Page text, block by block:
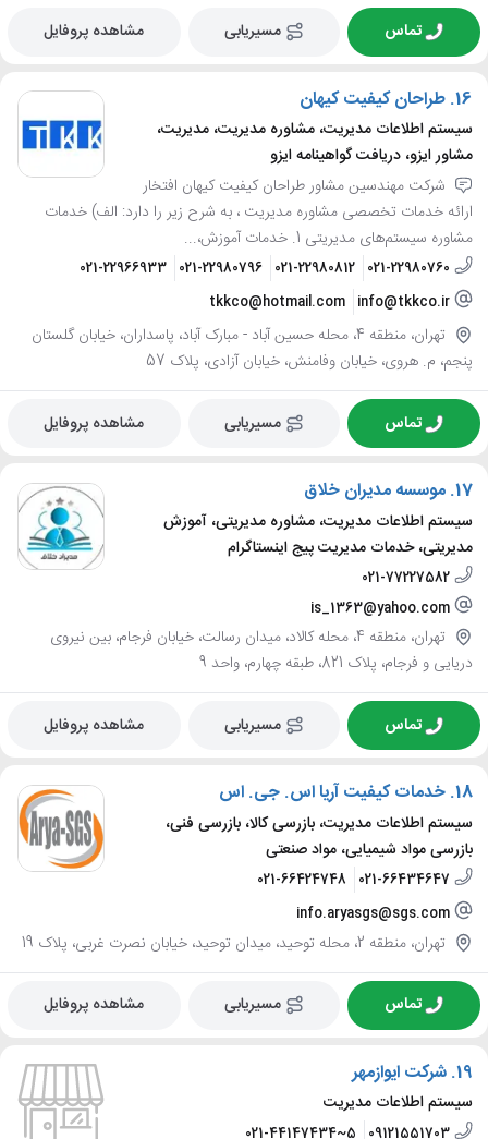
تماس مسیریابی مشاهده پروفایل
16. طراحان کیفیت کیهان
سیستم اطلاعات مدیریت، مشاوره مدیریت، مدیریت،
مشاور ایزو، دریافت گواهینامه ایزو
شرکت مهندسین مشاور طراحان کیفیت کیهان افتخار
ارائه خدمات تخصصی مشاوره مدیریت ، به شرح زیر را دارد: الف) خدمات
مشاوره سیستم‌های مدیریتی 1. خدمات آموزش،...
021-22980760
021-22980812
021-22980796
021-22966933
info@tkkco.ir
tkkco@hotmail.com
تهران، منطقه 4، محله حسین آباد - مبارک آباد، پاسداران، خیابان گلستان
پنجم، م. هروی، خیابان وفامنش، خیابان آزادی، پلاک 57
تماس مسیریابی مشاهده پروفایل
17. موسسه مدیران خلاق
سیستم اطلاعات مدیریت، مشاوره مدیریتی، آموزش
مدیریتی، خدمات مدیریت پیج اینستاگرام
021-77227582
is_1363@yahoo.com
تهران، منطقه 4، محله کالاد، میدان رسالت، خیابان فرجام، بین نیروی
دریایی و فرجام، پلاک 821، طبقه چهارم، واحد 9
تماس مسیریابی مشاهده پروفایل
18. خدمات کیفیت آریا اس. جی. اس
سیستم اطلاعات مدیریت، بازرسی کالا، بازرسی فنی،
بازرسی مواد شیمیایی، مواد صنعتی
021-66434647
021-66424748
info.aryasgs@sgs.com
تهران، منطقه 2، محله توحید، میدان توحید، خیابان نصرت غربی، پلاک 19
تماس مسیریابی مشاهده پروفایل
19. شرکت ایوازمهر
سیستم اطلاعات مدیریت
09121551703
021-44147434~5